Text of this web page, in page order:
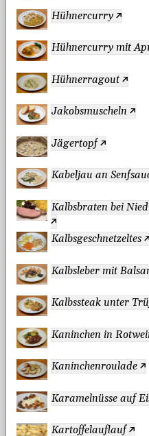
Hühnercurry
Hühnercurry mit
Hühnerragout
Jakobsmuscheln
Jägertopf
Kabeljau an
Kalbsbraten bei
Kalbsgeschnetzeltes
Kalbsleber mit
Kalbssteak unter
Kaninchen in
Kaninchenroulade
Karamelnüsse auf
Kartoffelauflauf